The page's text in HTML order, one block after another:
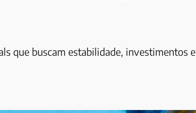
que buscam estabilidade, investimentos e